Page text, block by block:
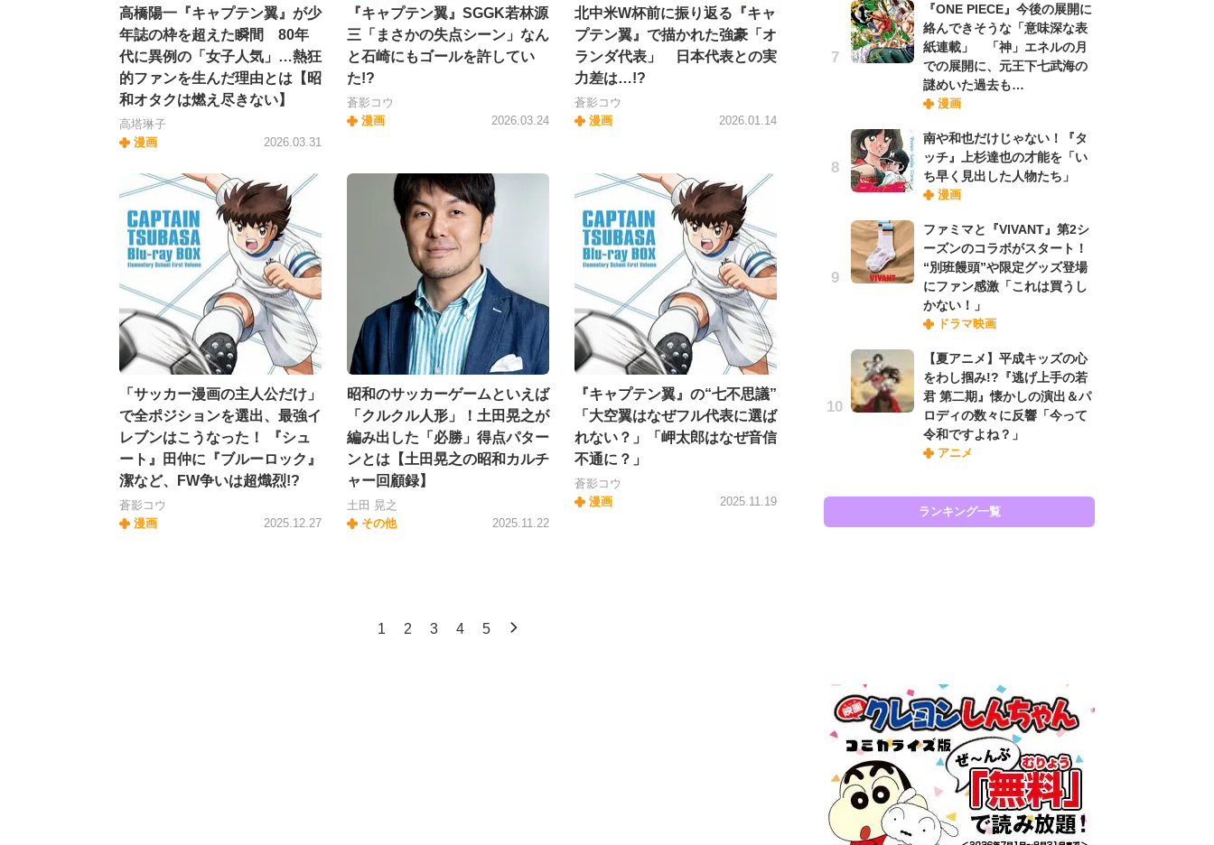
高橋陽一『キャプテン翼』が少
年誌の枠を超えた瞬間 80年
代に異例の「女子人気」…熱狂
的ファンを生んだ理由とは【昭
和オタクは燃え尽きない】
高塔琳子
漫画
2026.03.31
『キャプテン翼』SGGK若林源
三「まさかの失点シーン」なん
と石崎にもゴールを許してい
た!?
蒼影コウ
漫画
2026.03.24
北中米W杯前に振り返る『キャ
プテン翼』で描かれた強豪「オ
ランダ代表」 日本代表との実
力差は…!?
蒼影コウ
漫画
2026.01.14
「サッカー漫画の主人公だけ」
で全ポジションを選出、最強イ
レブンはこうなった！ 『シュ
ート』田仲に『ブルーロック』
潔など、FW争いは超熾烈!?
蒼影コウ
漫画
2025.12.27
昭和のサッカーゲームといえば
「クルクル人形」！土田晃之が
編み出した「必勝」得点パター
ンとは【土田晃之の昭和カルチ
ャー回顧録】
土田 晃之
その他
2025.11.22
『キャプテン翼』の“七不思議”
「大空翼はなぜフル代表に選ば
れない？」「岬太郎はなぜ音信
不通に？」
蒼影コウ
漫画
2025.11.19
1 2 3 4 5
『ONE PIECE』今後の展開に
絡んできそうな「意味深な表
紙連載」 「神」エネルの月
での展開に、元王下七武海の
謎めいた過去も…
漫画
南や和也だけじゃない！『タ
ッチ』上杉達也の才能を「い
ち早く見出した人物たち」
漫画
ファミマと『VIVANT』第2シ
ーズンのコラボがスタート！
“別班饅頭”や限定グッズ登場
にファン感激「これは買うし
かない！」
ドラマ映画
【夏アニメ】平成キッズの心
をわし掴み!?『逃げ上手の若
君 第二期』懐かしの演出＆パ
ロディの数々に反響「今って
令和ですよね？」
アニメ
ランキング一覧